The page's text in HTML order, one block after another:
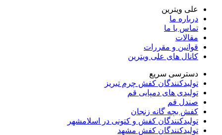
علی ویترین
درباره ما
تماس با ما
مقالات
قوانین و مقررات
کانال های علی ویترین
دسترسی سریع
تولیدکنندگان کفش چرم تبریز
تولیدی های دمپایی قم
صندل قم
کفش بچه گانه زنجان
تولیدکنندگان کفش و کتونی در اسلامشهر
تولیدکنندگان کفش مشهد